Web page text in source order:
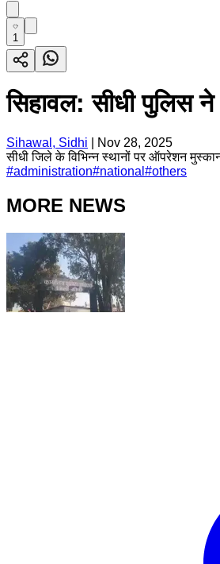
1
सिहावल: सीधी पुलिस
Sihawal, Sidhi
Nov 28, 2025
सीधी जिले के विभिन्न स्थानों पर ऑपरेशन
#administration#national #others
MORE NEWS